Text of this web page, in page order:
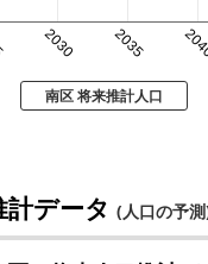
2030 2035
南区 将来推計人口
データ (人口の予